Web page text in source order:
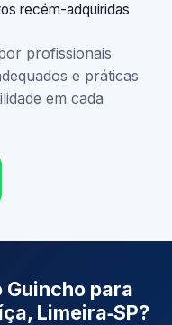
recém-adquiridas
profissionais
e práticas
em cada
Guincho para
Limeira‑SP?